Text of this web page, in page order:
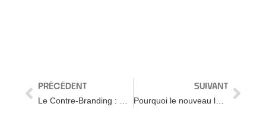
PRÉCÉDENT SUIVANT
Pourquoi le nouveau logo Walmart rend Internet fou